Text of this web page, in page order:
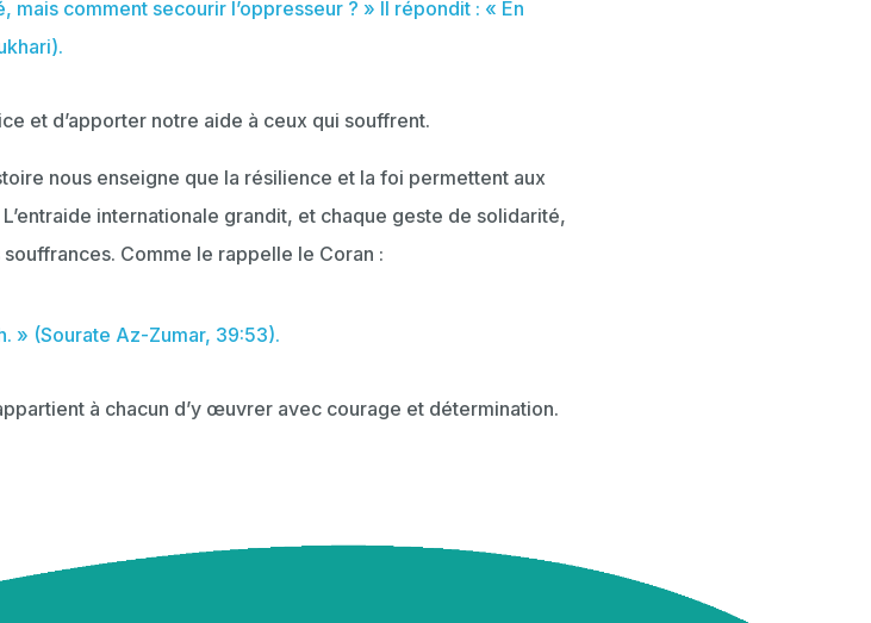
comment secourir l’oppresseur ? » Il répondit : « En
et d’apporter notre aide à ceux qui souffrent.
nous enseigne que la résilience et la foi permettent aux
internationale grandit, et chaque geste de solidarité,
Comme le rappelle le Coran :
» (Sourate Az-Zumar, 39:53).
à chacun d’y œuvrer avec courage et détermination.